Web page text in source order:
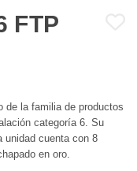
FTP
de la familia de productos
categoría 6. Su
unidad cuenta con 8
en oro.